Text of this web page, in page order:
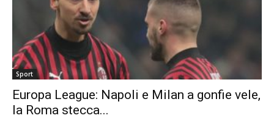
Sport
Europa League: Napoli e Milan a gonfie vele,
la Roma stecca...